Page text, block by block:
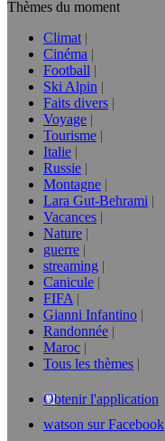
Thèmes du moment
Climat
Cinéma
Football
Ski Alpin
Faits divers
Voyage
Tourisme
Italie
Russie
Montagne
Lara Gut-Behrami
Vacances
Nature
guerre
streaming
Canicule
FIFA
Gianni Infantino
Randonnée
Maroc
Tous les thèmes
Obtenir l'application
watson sur Facebook